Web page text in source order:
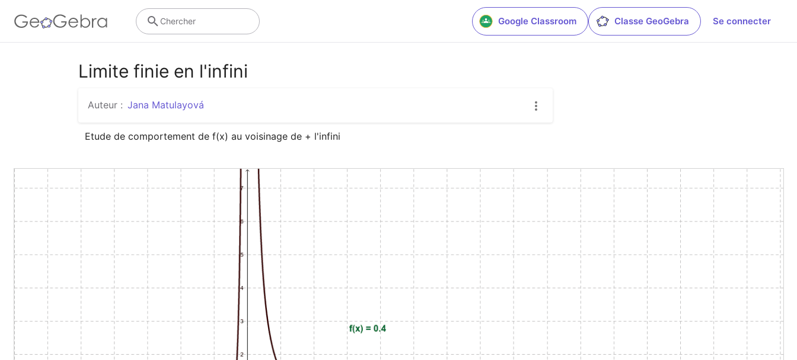
Google Classroom Classe GeoGebra Se connecter
Chercher
Limite finie en l'infini
Auteur : Jana Matulayová
Etude de comportement de f(x) au voisinage de + l'infini